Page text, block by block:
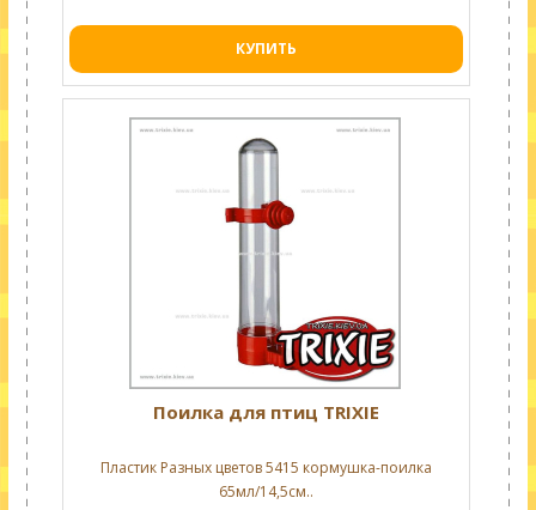
КУПИТЬ
Поилка для птиц TRIXIE
Пластик Разных цветов 5415 кормушка-поилка
65мл/14,5см..